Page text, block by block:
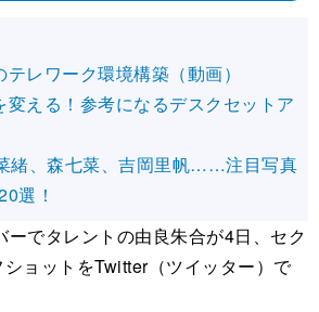
レワーク環境構築（動画）
える！参考になるデスクセットア
緒、森七菜、吉岡里帆……注目写真
選！
でタレントの由良朱合が4日、セク
ョットをTwitter（ツイッター）で